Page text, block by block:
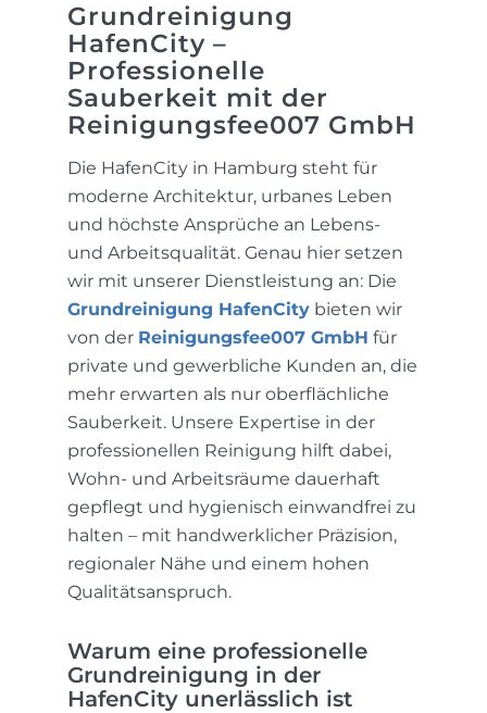
Grundreinigung
HafenCity –
Professionelle
Sauberkeit mit der
Reinigungsfee007 GmbH
Die HafenCity in Hamburg steht für
moderne Architektur, urbanes Leben
und höchste Ansprüche an Lebens-
und Arbeitsqualität. Genau hier setzen
wir mit unserer Dienstleistung an: Die
Grundreinigung HafenCity bieten wir
von der Reinigungsfee007 GmbH für
private und gewerbliche Kunden an, die
mehr erwarten als nur oberflächliche
Sauberkeit. Unsere Expertise in der
professionellen Reinigung hilft dabei,
Wohn- und Arbeitsräume dauerhaft
gepflegt und hygienisch einwandfrei zu
halten – mit handwerklicher Präzision,
regionaler Nähe und einem hohen
Qualitätsanspruch.
Warum eine professionelle
Grundreinigung in der
HafenCity unerlässlich ist